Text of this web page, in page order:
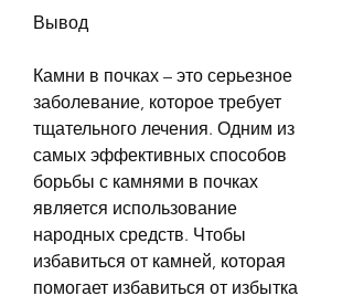
Вывод
Камни в почках – это серьезное
заболевание, которое требует
тщательного лечения. Одним из
самых эффективных способов
борьбы с камнями в почках
является использование
народных средств. Чтобы
избавиться от камней, которая
помогает избавиться от избытка